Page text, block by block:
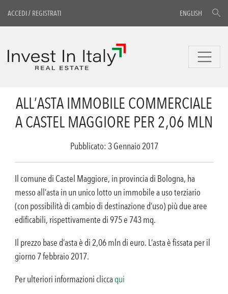
ACCEDI/ REGISTRATI ENGLISH
ALL’ASTA IMMOBILE COMMERCIALE
A CASTEL MAGGIORE PER 2,06 MLN
Pubblicato: 3 Gennaio 2017
Il comune di Castel Maggiore, in provincia di Bologna, ha
messo all’asta in un unico lotto un immobile a uso terziario
(con possibilità di cambio di destinazione d’uso) più due aree
edificabili, rispettivamente di 975 e 743 mq.
Il prezzo base d’asta è di 2,06 mln di euro. L’asta è fissata per il
giorno 7 febbraio 2017.
Per ulteriori informazioni cliccaqui